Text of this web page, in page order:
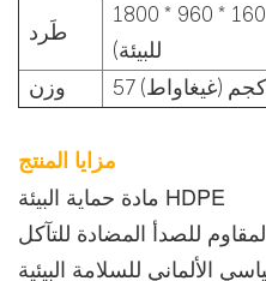
طَرد
1800 * 960 * 160 مم (صندوق خشبي صديق
للبيئة)
وزن
مزايا المنتج
مادة حماية البيئة HDPE
للصدأ المضادة للتآكل
الألماني للسلامة البيئية